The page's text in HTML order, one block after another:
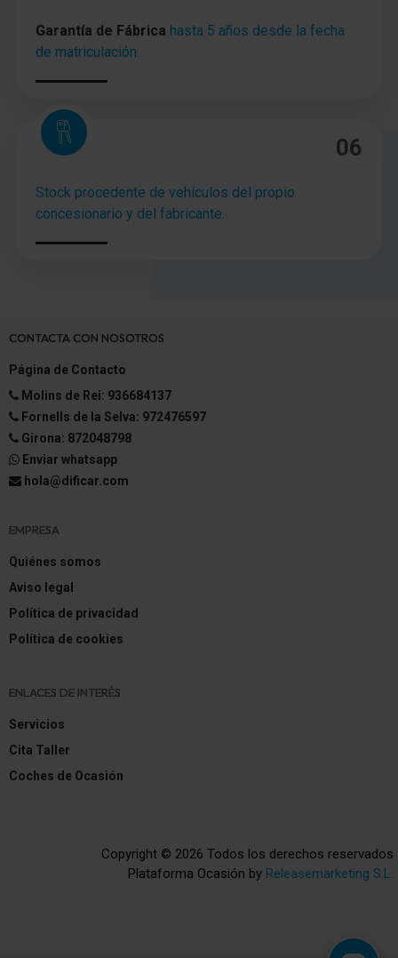
Garantía de Fábrica hasta 5 años desde la fecha
de matriculación.
06
Stock procedente de vehículos del propio
concesionario y del fabricante.
CONTACTA CON NOSOTROS
Página de Contacto
Molins de Rei: 936684137
Fornells de la Selva: 972476597
Girona: 872048798
Enviar whatsapp
hola@dificar.com
EMPRESA
Quiénes somos
Aviso legal
Política de privacidad
Política de cookies
ENLACES DE INTERÉS
Servicios
Cita Taller
Coches de Ocasión
Copyright © 2026 Todos los derechos reservados
Plataforma Ocasión by Releasemarketing S.L.